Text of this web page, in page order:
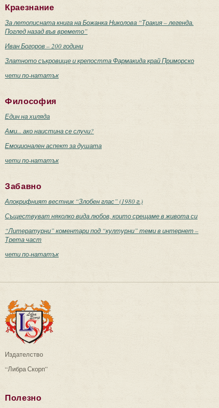
Краезнание
За летописната книга на Божанка Николова “Тракия – легенда.
Поглед назад във времето”
Иван Богоров – 200 години
Златното съкровище и крепостта Фармакида край Приморско
чети по-нататък
Философия
Един на хиляда
Ами... ако наистина се случи?
Емоционален аспект за душата
чети по-нататък
Забавно
Апокрифният вестник “Злобен глас” (1980 г.)
Съществуват няколко вида любов, които срещаме в живота си
“Литературни” коментари под “културни” теми в интернет –
Трета част
чети по-нататък
Издателство
“Либра Скорп”
Полезно